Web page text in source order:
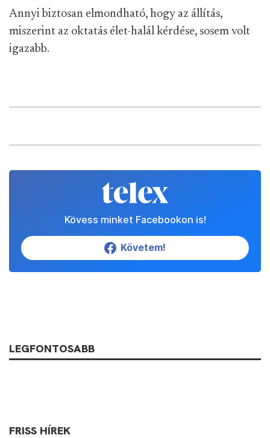
Annyi biztosan elmondható, hogy az állítás,
miszerint az oktatás élet-halál kérdése, sosem volt
igazabb.
Kövess minket Facebookon is!
Követem!
LEGFONTOSABB
FRISS HÍREK